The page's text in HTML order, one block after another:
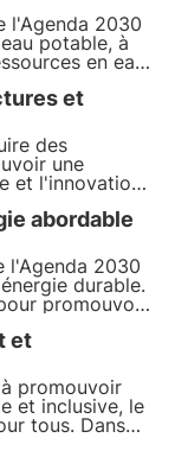
l'Agenda 2030
potable, à
en eau
et
des
une
et l'innovation
abordable
l'Agenda 2030
durable.
promouvoir
les projets
et
promouvoir
et inclusive, le
tous. Dans
et les